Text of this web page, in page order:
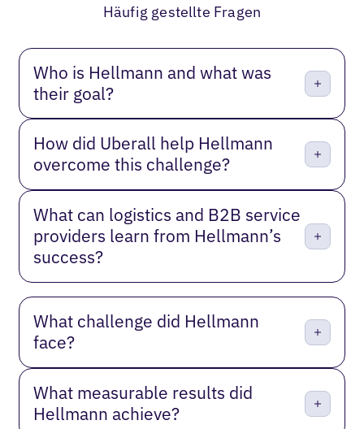
Häufig gestellte Fragen
Who is Hellmann and what was
their goal?
How did Uberall help Hellmann
overcome this challenge?
What can logistics and B2B service
providers learn from Hellmann’s
success?
What challenge did Hellmann
face?
What measurable results did
Hellmann achieve?